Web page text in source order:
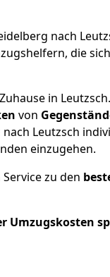
nach
die
in Leutzsch.
von
Leutzsch
einzugehen.
zu den
Umzugskosten